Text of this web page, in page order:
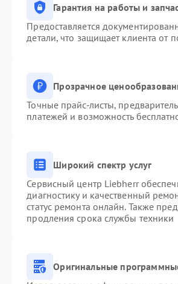
Гарантия на работы и
Предоставляется
детали, что защищает клиента от
Прозрачное
Точные прайс-листы,
платежей и возможность
Широкий спектр услуг
Сервисный центр Liebherr
диагностику и качественный
статус ремонта онлайн. Также
продления срока службы техники
Оригинальные